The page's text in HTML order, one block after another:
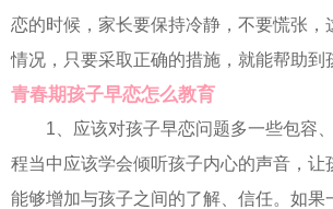
恋的时候，家长要保持冷静，不要慌张，
情况，只要采取正确的措施，就能帮助到
青春期孩子早恋怎么教育
1、应该对孩子早恋问题多一些包容
程当中应该学会倾听孩子内心的声音，让
能够增加与孩子之间的了解、信任。如果